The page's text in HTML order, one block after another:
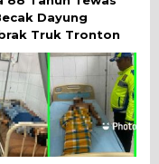
Dayung
Truk Tronton